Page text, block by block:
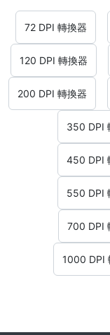
72 DPI 轉換器
120 DPI 轉換器
200 DPI 轉換器
350 DPI
450 DPI
550 DPI
700 DPI
1000 DPI